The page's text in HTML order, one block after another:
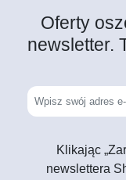
Oferty
newsletter.
Klikając
newslettera